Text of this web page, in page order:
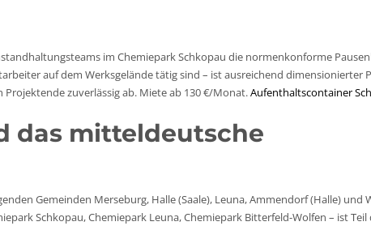
im Chemiepark Schkopau die normenkonforme
auf dem Werksgelände tätig sind – ist ausreichend dimensionierter
zuverlässig ab. Miete ab 130 €/Monat.Aufenthaltscontainer
das mitteldeutsche
Gemeinden Merseburg, Halle (Saale), Leuna, Ammendorf (Halle) und
Schkopau, Chemiepark Leuna, Chemiepark Bitterfeld-Wolfen – ist Teil